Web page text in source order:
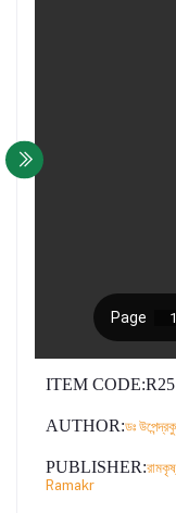
ITEM CODE:R25
AUTHOR:ডঃ
PUBLISHER:
Ramakr